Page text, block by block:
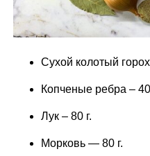
Сухой колотый
Копченые ребра –
Лук – 80 г.
Морковь — 80 г.